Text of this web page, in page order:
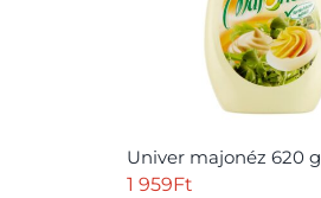
Univer majonéz 620 g
1 959Ft